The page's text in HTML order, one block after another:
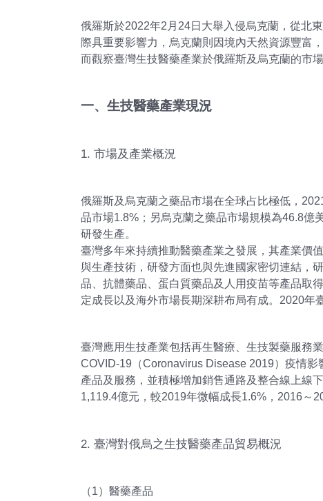
俄羅斯於2022年2月24日大舉入侵烏克蘭，從北
際具重要影響力，烏克蘭則因境內天然資源豐富
而觀察臺灣生技醫藥產業於俄羅斯及烏克蘭的市
一、生技醫藥產業現況
1. 市場及產業概況
俄羅斯及烏克蘭之藥品市場在全球占比極低，
品市場1.8%；另烏克蘭之藥品市場規模為46.8億
研發生產。
臺灣多年來持續推動醫藥產業之發展，其產業價
與生產技術，研發方面也與先進國家密切連結，
品、抗體藥品、蛋白質藥品及人用疫苗等產品取
定成長以及海外市場長期深耕布局有成。2020年
臺灣應用生技產業包括再生醫療、生技製藥服務
COVID-19（Coronavirus Disease 2019）疫情
產品及服務，並積極增加銷售通路及整合線上線
1,119.4億元，較2019年微幅成長1.6%，2016～
2. 臺灣對俄烏之生技醫藥產品貿易概況
（1）醫藥產品